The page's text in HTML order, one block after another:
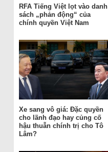
RFA Tiếng Việt lọt vào danh
sách „phản động“ của
chính quyền Việt Nam
Xe sang vô giá: Đặc quyền
cho lãnh đạo hay củng cố
hậu thuẫn chính trị cho Tô
Lâm?